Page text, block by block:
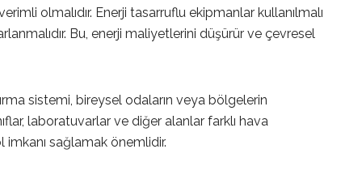
olmalıdır. Enerji tasarruflu ekipmanlar kullanılmalı
Bu, enerji maliyetlerini düşürür ve çevresel
sistemi, bireysel odaların veya bölgelerin
laboratuvarlar ve diğer alanlar farklı hava
sağlamak önemlidir.